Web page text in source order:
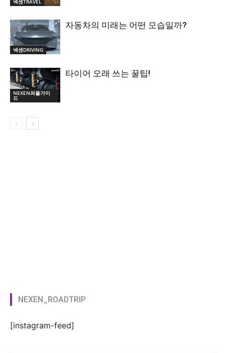
넥센TRAVEL
넥센DRIVING
자동차의 미래는 어떤 모습일까?
NEXEN퍼플가이
드
타이어 오래 쓰는 꿀팁!
NEXEN_ROADTRIP
[instagram-feed]